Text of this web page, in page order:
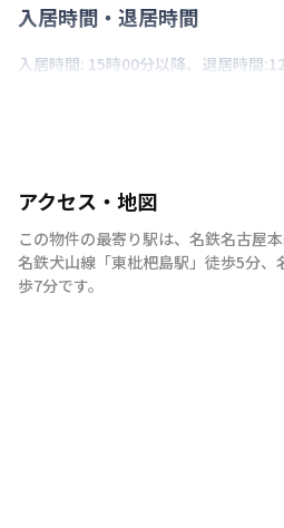
入居時間・退居時間
入居時間: 15時00分以降、退居時間
アクセス・地図
この物件の最寄り駅は、 名鉄名古屋
名鉄犬山線 「東枇杷島駅 」 徒歩5分、
歩7分です。